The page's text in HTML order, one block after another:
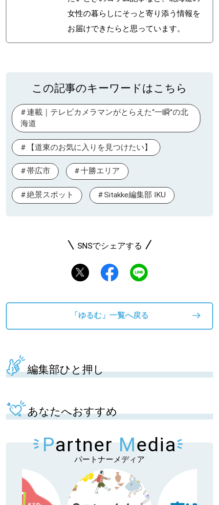
女性の暮らしにそっと寄り添う情報を
お届けできたらと思っています。
この記事のキーワードはこちら
連載｜テレビカメラマンがとらえた“一瞬”の北
海道
【道東のお気に入りを見つけたい】
帯広市 十勝エリア
絶景スポット Sitakke編集部 IKU
SNSでシェアする
「ゆるむ」一覧へ戻る
編集部ひと押し
あなたへおすすめ
Partner Media
パートナーメディア